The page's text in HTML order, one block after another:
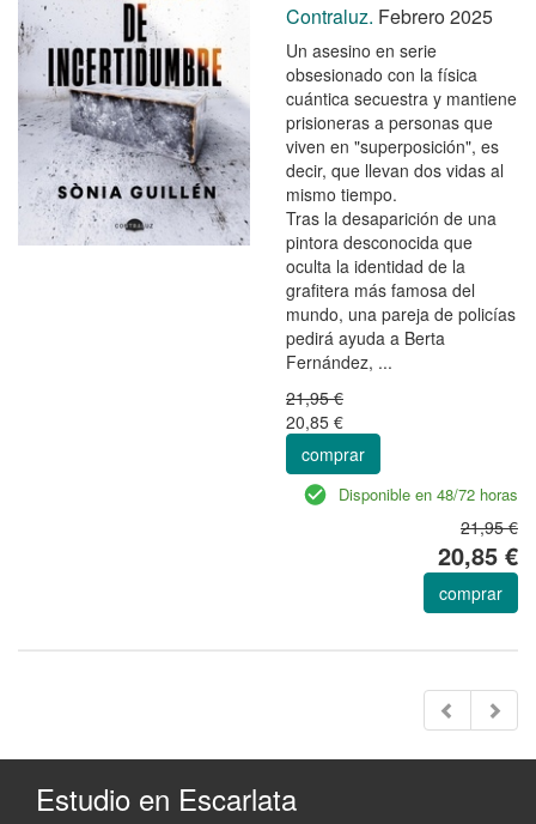
Contraluz. Febrero 2025
Un asesino en serie
obsesionado con la física
cuántica secuestra y mantiene
prisioneras a personas que
viven en "superposición", es
decir, que llevan dos vidas al
mismo tiempo.
Tras la desaparición de una
pintora desconocida que
oculta la identidad de la
grafitera más famosa del
mundo, una pareja de policías
pedirá ayuda a Berta
Fernández, ...
21,95 €
20,85 €
comprar
Disponible en 48/72 horas
21,95 €
20,85 €
comprar
Estudio en Escarlata